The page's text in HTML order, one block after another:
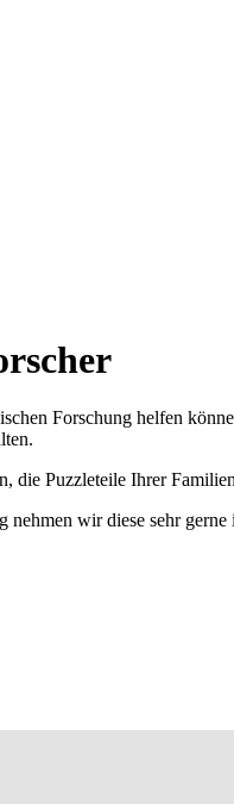
Forschung helfen
Puzzleteile Ihrer
nehmen wir diese sehr